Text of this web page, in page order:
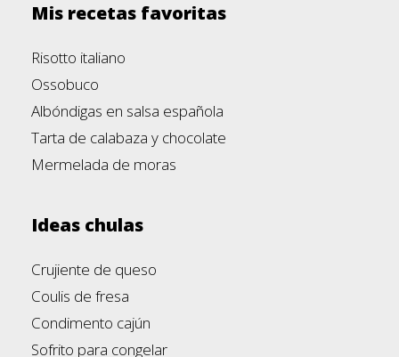
Mis recetas favoritas
Risotto italiano
Ossobuco
Albóndigas en salsa española
Tarta de calabaza y chocolate
Mermelada de moras
Ideas chulas
Crujiente de queso
Coulis de fresa
Condimento cajún
Sofrito para congelar